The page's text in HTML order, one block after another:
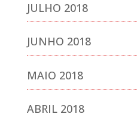
JULHO 2018
JUNHO 2018
MAIO 2018
ABRIL 2018